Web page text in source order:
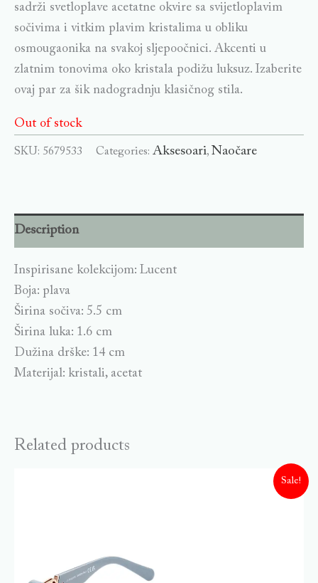
sadrži svetloplave acetatne okvire sa svijetloplavim
sočivima i vitkim plavim kristalima u obliku
osmougaonika na svakoj sljepoočnici. Akcenti u
zlatnim tonovima oko kristala podižu luksuz. Izaberite
ovaj par za šik nadogradnju klasičnog stila.
Out of stock
SKU: 5679533 Categories: Aksesoari, Naočare
Description
Inspirisane kolekcijom: Lucent
Boja: plava
Širina sočiva: 5.5 cm
Širina luka: 1.6 cm
Dužina drške: 14 cm
Materijal: kristali, acetat
Related products
Sale!